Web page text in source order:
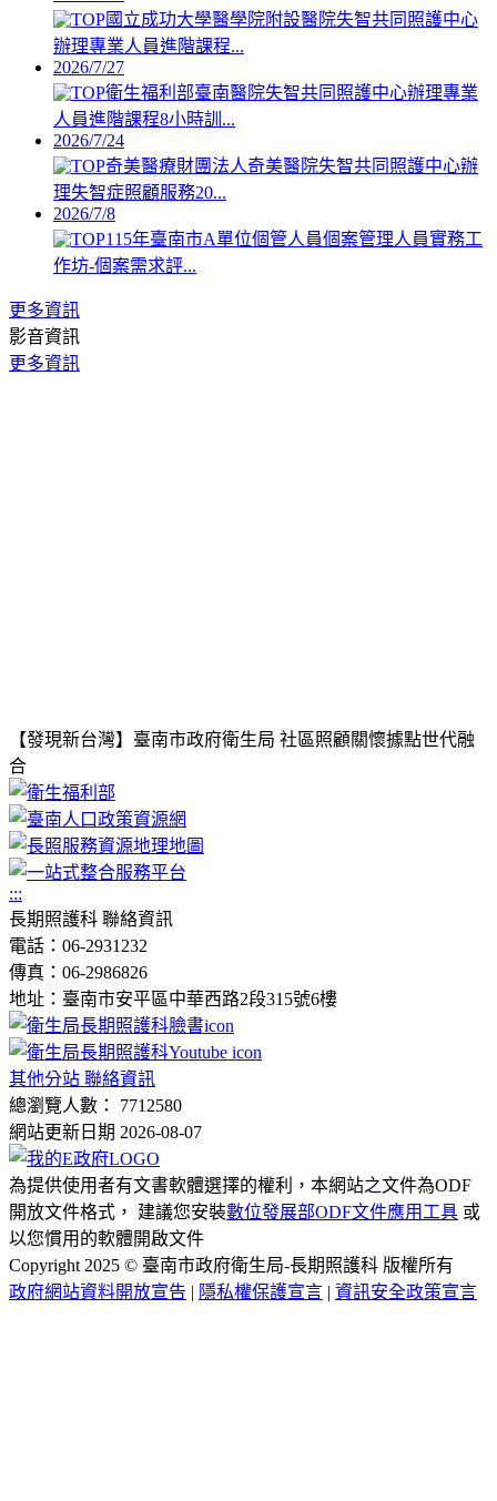
國立成功大學醫學院附設醫院失智共同照護中心
辦理專業人員進階課程...
2026/7/27
衛生福利部臺南醫院失智共同照護中心辦理專業
人員進階課程8小時訓...
2026/7/24
奇美醫療財團法人奇美醫院失智共同照護中心辦
理失智症照顧服務20...
2026/7/8
115年臺南市A單位個管人員個案管理人員實務工
作坊-個案需求評...
更多資訊
影音資訊
更多資訊
【發現新台灣】臺南市政府衛生局 社區照顧關懷據點世代融
合
:::
長期照護科 聯絡資訊
電話：06-2931232
傳真：06-2986826
地址：臺南市安平區中華西路2段315號6樓
其他分站 聯絡資訊
總瀏覽人數： 7712580
網站更新日期 2026-08-07
為提供使用者有文書軟體選擇的權利，本網站之文件為ODF
開放文件格式， 建議您安裝數位發展部ODF文件應用工具 或
以您慣用的軟體開啟文件
Copyright 2025 © 臺南市政府衛生局-長期照護科 版權所有
政府網站資料開放宣告 | 隱私權保護宣言 | 資訊安全政策宣言